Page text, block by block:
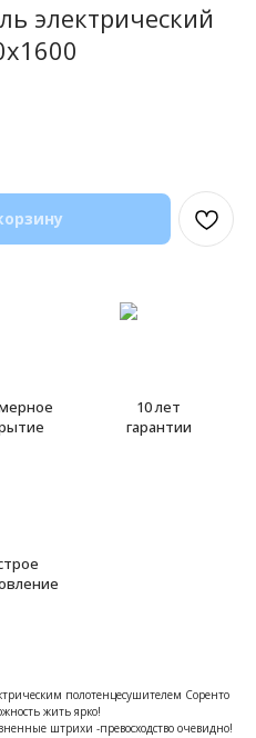
электрический
10 лет
гарантии
полотенцесушителем Соренто
жить ярко!
штрихи -превосходство очевидно!